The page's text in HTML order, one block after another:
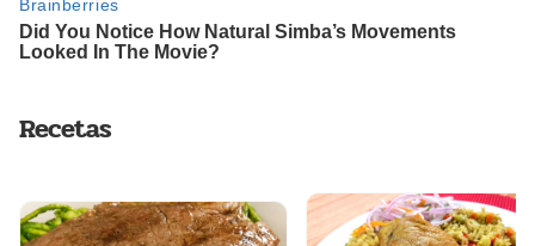
Recetas